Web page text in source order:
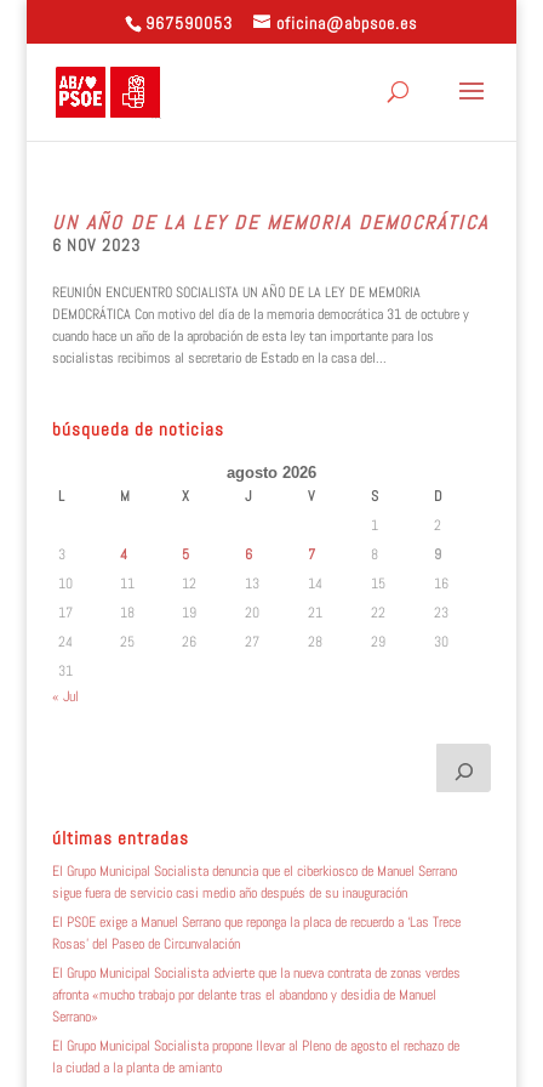
967590053 oficina@abpsoe.es
UN AÑO DE LA LEY DE MEMORIA DEMOCRÁTICA
6 NOV 2023
REUNIÓN ENCUENTRO SOCIALISTA UN AÑO DE LA LEY DE MEMORIA
DEMOCRÁTICA Con motivo del día de la memoria democrática 31 de octubre y
cuando hace un año de la aprobación de esta ley tan importante para los
socialistas recibimos al secretario de Estado en la casa del...
búsqueda de noticias
agosto 2026
L M X J V S
D
1
2
3
4 5 6 7 8
9
10
11 12 13 14 15
16
17
18 19 20 21 22
23
24
25 26 27 28 29
30
31
« Jul
últimas entradas
El Grupo Municipal Socialista denuncia que el ciberkiosco de Manuel Serrano
sigue fuera de servicio casi medio año después de su inauguración
El PSOE exige a Manuel Serrano que reponga la placa de recuerdo a ‘Las Trece
Rosas’ del Paseo de Circunvalación
El Grupo Municipal Socialista advierte que la nueva contrata de zonas verdes
afronta «mucho trabajo por delante tras el abandono y desidia de Manuel
Serrano»
El Grupo Municipal Socialista propone llevar al Pleno de agosto el rechazo de
la ciudad a la planta de amianto